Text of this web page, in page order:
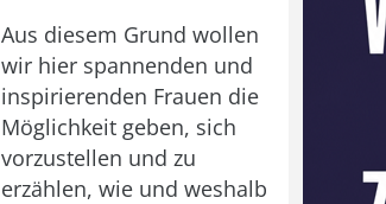
Aus diesem Grund wollen
wir hier spannenden und
inspirierenden Frauen die
Möglichkeit geben, sich
vorzustellen und zu
erzählen, wie und weshalb